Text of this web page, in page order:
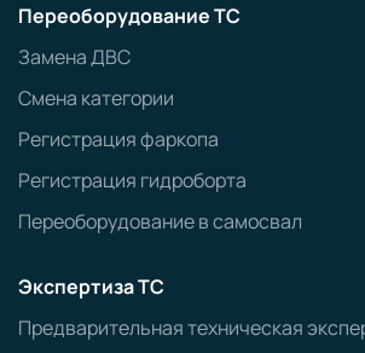
Переоборудование ТС
Замена ДВС
Смена категории
Регистрация фаркопа
Регистрация гидроборта
Переоборудование в самосвал
Экспертиза ТС
Предварительная техническая